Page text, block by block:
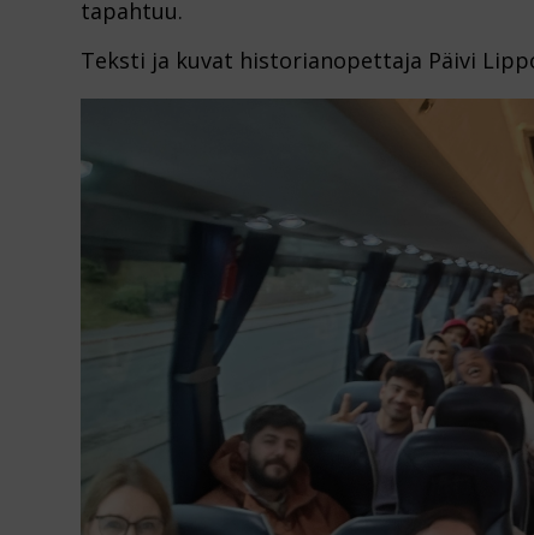
tapahtuu.
Teksti ja kuvat historianopettaja Päivi